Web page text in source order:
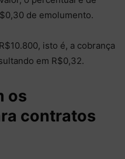
de emolumento.
isto é, a cobrança
em R$0,32.
os
contratos